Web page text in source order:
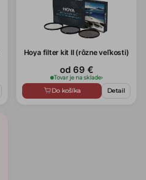
Hoya filter kit II (rôzne veľkosti)
od 69 €
Tovar je na sklade›
Do košíka Detail